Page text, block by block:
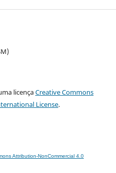
licençaCreative Commons
License.
Attribution-NonCommercial 4.0